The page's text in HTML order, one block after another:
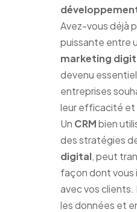
Avez-vous déjà
puissante entre
marketing
devenu
entreprises
leur efficacité et
Un CRMbien
des stratégies
digital, peut
façon dont vous
avec vos
les données et